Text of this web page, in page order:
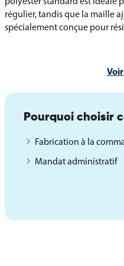
régulier, tandis que la maille
spécialement conçue pour
Maille ajourée « Grand vent »
Différentes dimensions :
Impact visuel fort lors des
pavillon du Malawi, diverses
Pourquoi choisir
Fabrication à la
Mandat administratif